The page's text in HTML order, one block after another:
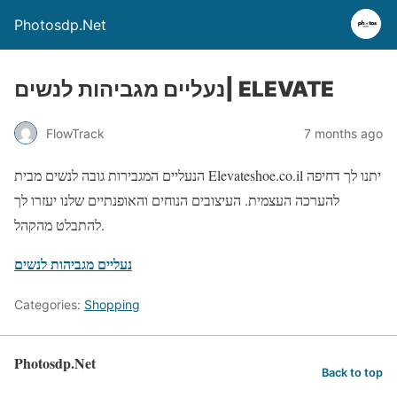
Photosdp.Net
נעליים מגביהות לנשים| ELEVATE
FlowTrack 7 months ago
הנעליים המגבירות גובה לנשים מבית Elevateshoe.co.il יתנו לך דחיפה
להערכה העצמית. העיצובים הנוחים והאופנתיים שלנו יעזרו לך
להתבלט מהקהל.
נעליים מגביהות לנשים
Categories: Shopping
Photosdp.Net Back to top